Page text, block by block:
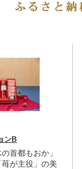
ンB
首都もおか」
が主役」の美